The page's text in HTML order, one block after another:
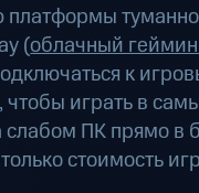
(облачный
к
чтобы играть в
слабом ПК прямо в
стоимость